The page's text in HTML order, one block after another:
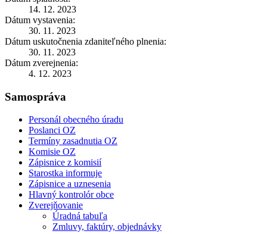
14. 12. 2023
Dátum vystavenia:
30. 11. 2023
Dátum uskutočnenia zdaniteľného plnenia:
30. 11. 2023
Dátum zverejnenia:
4. 12. 2023
Samospráva
Personál obecného úradu
Poslanci OZ
Termíny zasadnutia OZ
Komisie OZ
Zápisnice z komisií
Starostka informuje
Zápisnice a uznesenia
Hlavný kontrolór obce
Zverejňovanie
Úradná tabuľa
Zmluvy, faktúry, objednávky